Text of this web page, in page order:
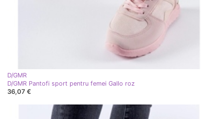
D/GMR
D/GMR Pantofi sport pentru femei Gallo roz
36,07 €